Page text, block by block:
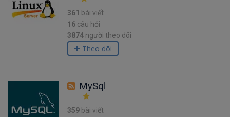
361 bài viết
16 câu hỏi
3874 người theo dõi
Theo dõi
MySql
359 bài viết